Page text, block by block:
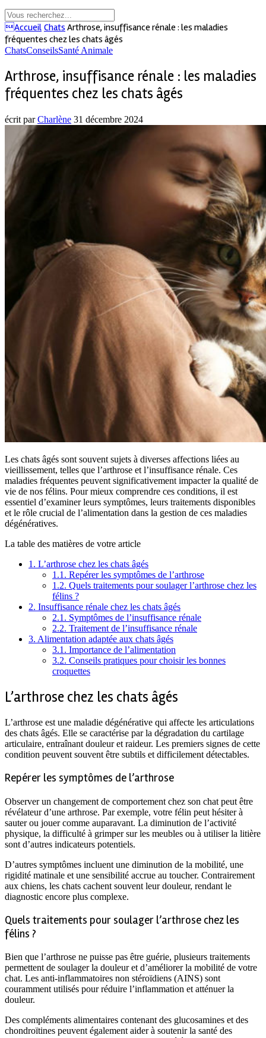
Accueil Chats Arthrose, insuffisance rénale : les maladies
fréquentes chez les chats âgés
ChatsConseilsSanté Animale
Arthrose, insuffisance rénale : les maladies
fréquentes chez les chats âgés
écrit parCharlène 31 décembre 2024
Les chats âgés sont souvent sujets à diverses affections liées au
vieillissement, telles que l’arthrose et l’insuffisance rénale. Ces
maladies fréquentes peuvent significativement impacter la qualité de
vie de nos félins. Pour mieux comprendre ces conditions, il est
essentiel d’examiner leurs symptômes, leurs traitements disponibles
et le rôle crucial de l’alimentation dans la gestion de ces maladies
dégénératives.
La table des matières de votre article
1. L’arthrose chez les chats âgés
1.1. Repérer les symptômes de l’arthrose
1.2. Quels traitements pour soulager l’arthrose chez les
félins ?
2. Insuffisance rénale chez les chats âgés
2.1. Symptômes de l’insuffisance rénale
2.2. Traitement de l’insuffisance rénale
3. Alimentation adaptée aux chats âgés
3.1. Importance de l’alimentation
3.2. Conseils pratiques pour choisir les bonnes
croquettes
L’arthrose chez les chats âgés
L’arthrose est une maladie dégénérative qui affecte les articulations
des chats âgés. Elle se caractérise par la dégradation du cartilage
articulaire, entraînant douleur et raideur. Les premiers signes de cette
condition peuvent souvent être subtils et difficilement détectables.
Repérer les symptômes de l’arthrose
Observer un changement de comportement chez son chat peut être
révélateur d’une arthrose. Par exemple, votre félin peut hésiter à
sauter ou jouer comme auparavant. La diminution de l’activité
physique, la difficulté à grimper sur les meubles ou à utiliser la litière
sont d’autres indicateurs potentiels.
D’autres symptômes incluent une diminution de la mobilité, une
rigidité matinale et une sensibilité accrue au toucher. Contrairement
aux chiens, les chats cachent souvent leur douleur, rendant le
diagnostic encore plus complexe.
Quels traitements pour soulager l’arthrose chez les
félins ?
Bien que l’arthrose ne puisse pas être guérie, plusieurs traitements
permettent de soulager la douleur et d’améliorer la mobilité de votre
chat. Les anti-inflammatoires non stéroïdiens (AINS) sont
couramment utilisés pour réduire l’inflammation et atténuer la
douleur.
Des compléments alimentaires contenant des glucosamines et des
chondroïtines peuvent également aider à soutenir la santé des